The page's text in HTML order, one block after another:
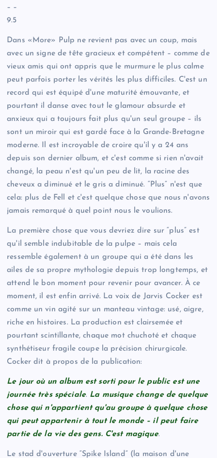
– –
9.5
Dans «More» Pulp ne revient pas avec un coup, mais
avec un signe de tête gracieux et compétent – comme de
vieux amis qui ont appris que le murmure le plus calme
peut parfois porter les vérités les plus difficiles. C'est un
record qui est équipé d'une maturité émouvante, et
pourtant il danse avec tout le glamour absurde et
anxieux qui a toujours fait plus qu'un seul groupe – ils
sont un miroir qui est gardé face à la Grande-Bretagne
moderne. Il est incroyable de croire qu'il y a 24 ans
depuis son dernier album, et c'est comme si rien n'avait
changé, la peau n'est qu'un peu de lit, la racine des
cheveux a diminué et le gris a diminué. “Plus” n'est que
cela: plus de Fell et c'est quelque chose que nous n'avons
jamais remarqué à quel point nous le voulions.
La première chose que vous devriez dire sur “plus” est
qu'il semble indubitable de la pulpe – mais cela
ressemble également à un groupe qui a été dans les
ailes de sa propre mythologie depuis trop longtemps, et
attend le bon moment pour revenir pour avancer. À ce
moment, il est enfin arrivé. La voix de Jarvis Cocker est
comme un vin agité sur un manteau vintage: usé, aigre,
riche en histoires. La production est clairsemée et
pourtant scintillante, chaque mot chuchoté et chaque
synthétiseur fragile coupe la précision chirurgicale.
Cocker dit à propos de la publication:
Le jour où un album est sorti pour le public est une
journée très spéciale. La musique change de quelque
chose qui n'appartient qu'au groupe à quelque chose
qui peut appartenir à tout le monde – il peut faire
partie de la vie des gens. C'est magique.
Le stad d'ouverture “Spike Island” (la maison d'une